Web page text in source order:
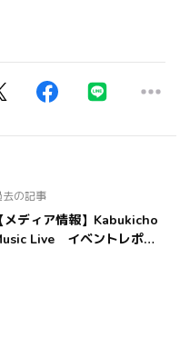
去の記事
【メディア情報】Kabukicho
Live イベントレポー